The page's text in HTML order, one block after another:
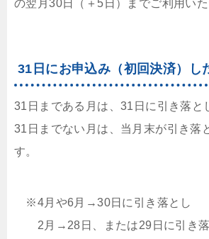
の翌月30日（＋5日）までご利用いた
31日にお申込み（初回決済）し
31日まである月は、31日に引き落と
31日までない月は、当月末が引き落
す。
※4月や6月→30日に引き落とし
2月→28日、または29日に引き落